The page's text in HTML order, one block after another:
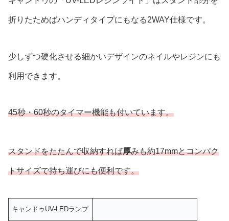
折りたためばハンディタイプにもなる2WAY仕様です。
少しずつ硬化させる細かいデザインのネイルやレジンにも
利用できます。
45秒・60秒のタイマー機能も付いています。
スタンドをたたんで収納すれば厚みも約17mmとコンパク
トサイズで持ち運びにも便利です。
キャンドゥUV-LEDランプ